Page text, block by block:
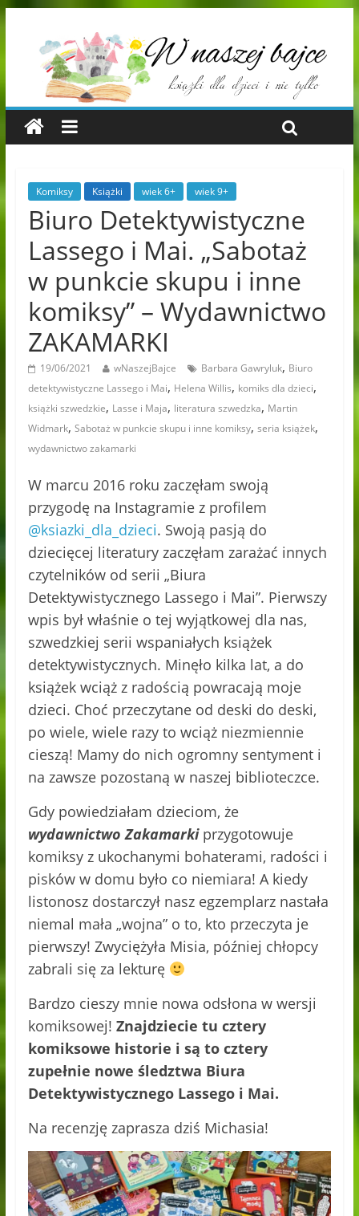
Komiksy Książki wiek 6+ wiek 9+
Biuro Detektywistyczne
Lassego i Mai. „Sabotaż
w punkcie skupu i inne
komiksy” – Wydawnictwo
ZAKAMARKI
19/06/2021 wNaszejBajce Barbara Gawryluk, Biuro
detektywistyczne Lassego i Mai, Helena Willis, komiks dla dzieci,
książki szwedzkie, Lasse i Maja, literatura szwedzka, Martin
Widmark, Sabotaż w punkcie skupu i inne komiksy, seria książek,
wydawnictwo zakamarki
W marcu 2016 roku zaczęłam swoją
przygodę na Instagramie z profilem
@ksiazki_dla_dzieci. Swoją pasją do
dziecięcej literatury zaczęłam zarażać innych
czytelników od serii „Biura
Detektywistycznego Lassego i Mai”. Pierwszy
wpis był właśnie o tej wyjątkowej dla nas,
szwedzkiej serii wspaniałych książek
detektywistycznych. Minęło kilka lat, a do
książek wciąż z radością powracają moje
dzieci. Choć przeczytane od deski do deski,
po wiele, wiele razy to wciąż niezmiennie
cieszą! Mamy do nich ogromny sentyment i
na zawsze pozostaną w naszej biblioteczce.
Gdy powiedziałam dzieciom, że
wydawnictwo Zakamarkiprzygotowuje
komiksy z ukochanymi bohaterami, radości i
pisków w domu było co niemiara! A kiedy
listonosz dostarczył nasz egzemplarz nastała
niemal mała „wojna” o to, kto przeczyta je
pierwszy! Zwyciężyła Misia, później chłopcy
zabrali się za lekturę
Bardzo cieszy mnie nowa odsłona w wersji
komiksowej! Znajdziecie tu cztery
komiksowe historie i są to cztery
zupełnie nowe śledztwa Biura
Detektywistycznego Lassego i Mai.
Na recenzję zaprasza dziś Michasia!